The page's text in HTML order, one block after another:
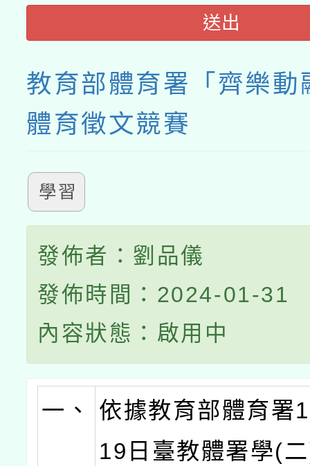
送出
教育部體育署「齊樂動
體育徵文競賽
學習
發佈者：劉品儀
發佈時間：2024-01-31
內容狀態：啟用中
一、
依據教育部體育署
19日臺教體署學(